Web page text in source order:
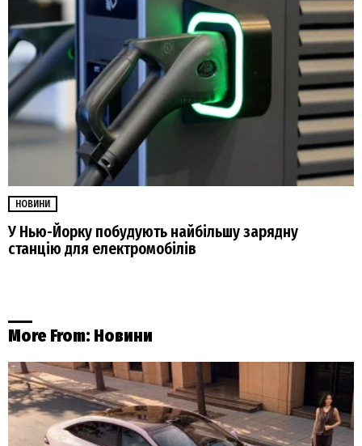
НОВИНИ
У Нью-Йорку побудують найбільшу зарядну
станцію для електромобілів
More From: Новини